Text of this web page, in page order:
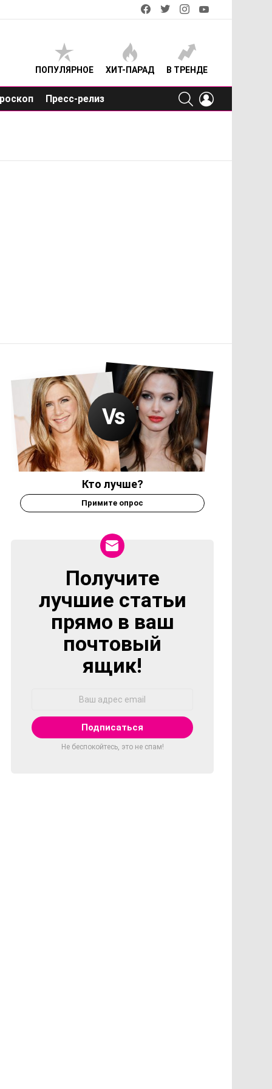
facebooktwitterinstagram
ПОПУЛЯРНОЕ ХИТ-ПАРАД В ТРЕНДЕ
Пресс-релиз
SEARCH
Кто лучше?
Примите опрос
NEWSLETTER
Получите
лучшие статьи
прямо в ваш
почтовый
ящик!
Не беспокойтесь, это не спам!